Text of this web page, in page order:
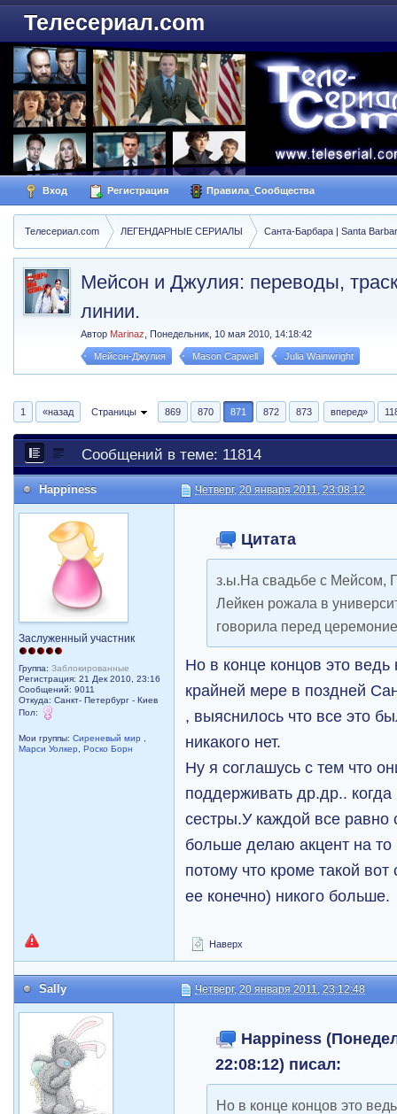
Телесериал.com
Вход Регистрация Правила_Сообщества
Телесериал.com ЛЕГЕНДАРНЫЕ СЕРИАЛЫ Санта-Барбара | Santa
Мейсон и Джулия: переводы,
линии.
Автор Marinaz ,Понедельник, 10 мая 2010, 14:18:42
Мейсон-Джулия Mason Capwell Julia Wainwright
1 «назад Страницы 869 870 871 872 873 вперед»
Сообщений в теме: 11814
Happiness Четверг, 20 января 2011, 23:08:12
Заслуженный участник
Группа:Заблокированные
Регистрация: 21 Дек 2010, 23:16
Сообщений: 9011
Откуда: Санкт- Петербург - Киев
Пол:
Мои группы:Сиреневый мир
Марси Уолкер
,Роско Борн
Цитата
з.ы.На свадьбе с Мейсом,
Лейкен рожала в
говорила перед
Но в конце концов это
крайней мере в поздней
, выяснилось что все это
никакого нет.
Ну я соглашусь с тем что
поддерживать др.др..
сестры.У каждой все равно
больше делаю акцент на
потому что кроме такой
ее конечно) никого больше.
Наверх
Sally Четверг, 20 января 2011, 23:12:48
Happiness
22:08:12) писал:
Но в конце концов это